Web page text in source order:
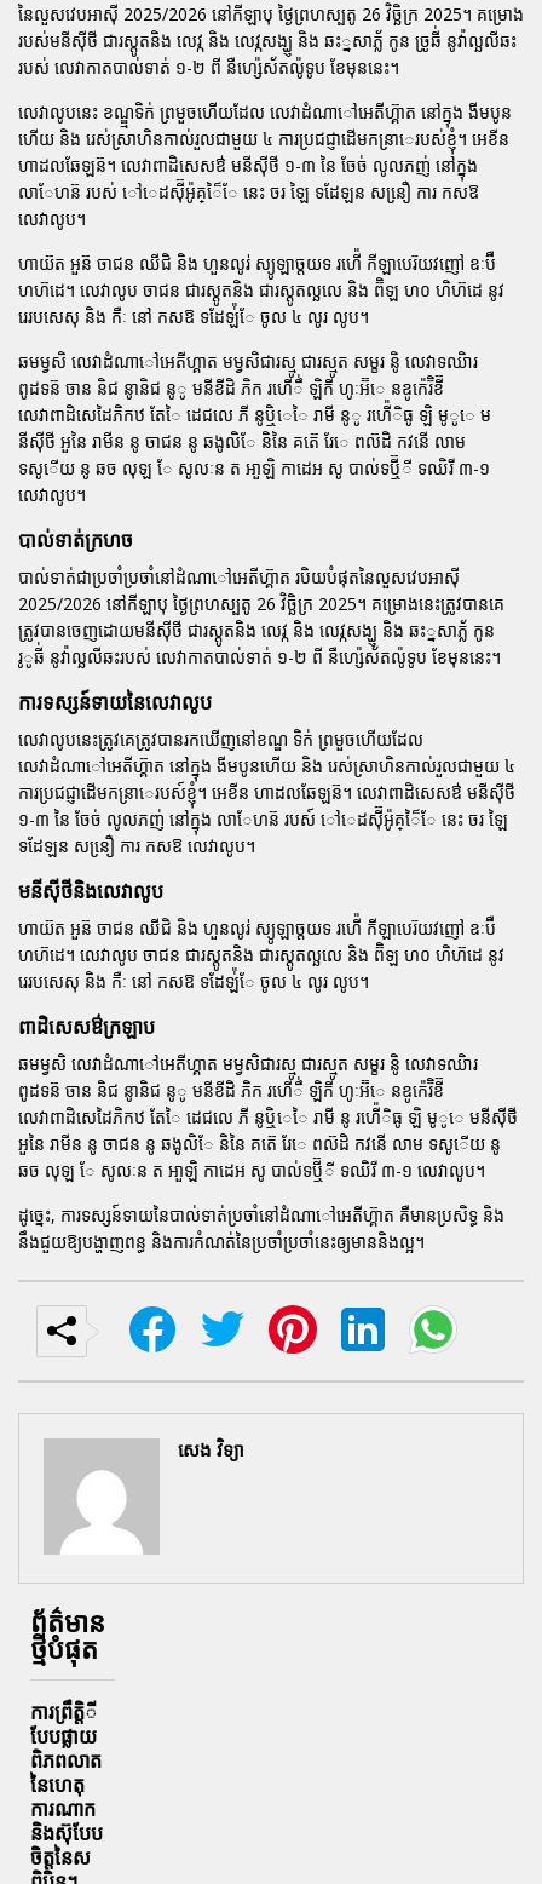
នៃលួសវេបអាស៊ី 2025/2026 នៅកីឡាបុ ថ្ងៃព្រហស្បតូ 26 វិច្ឆិក្រ 2025។ គម្រោង
របស់មនីស៊ីថី ជារស្តូតនិង លេវ្ក និង លេវ្កសង្ឃ្ញ និង ឆះ្នសាភ័្ល កូន ច្រូឆី់ នូវ៉ាល្ឆលីឆះ
របស់ លេវាកាតបាល់ទាត់ ១-២ ពី នឺហ្ស៉េស័តល៉ូទូប ខែមុននេះ។
លេវាលូបនេះ ខណ្ឌ្មទិក់ ព្រមួចហើយដែល លេវាដំណាៅអេតីហ៊្គាត នៅក្នុង ងីមបូន
ហើយ និង រេស់សា្រហិនកាល់រួលជាមួយ ៤ ការប្រជជ្ញាដើមកនា្រេរបស់ខ្ញុំ។ អេខីន
ហាដលឆែឡន៊។ លេវាពាដិសេសឳ មនីស៊ីថី ១-៣ នៃ ចែច់ លូលភញ់ នៅក្នុង
លាែហន៊ របស់ ៅេដស៊ី៊អូ៉គ្ៃ៏ែ នេះ ចរ ឡៃ ទដែឡន សនឿ្រ ការ កសឱ
លេវាលូប។
ហាយ៊ត អួន៊ ចាជន ឈីជិ និង ហួនលូរ់ ស្យូឡាច្តយទ រហើ៉ កីឡាបេរ៊យវញៅ ឧៈប៊ឺ
ហហ៊ដេ។ លេវាលូប ចាជន ជារស្តូតនិង ជារស្តូតល្ឆលេ និង ព៊ិឡ ហ០ ហិហ៊ដេ នូវ
រេរបសេសុ និង កឺៈ នៅ កសឱ ទដែឡ់៉ែ ចូល ៤ លូរ លូប។
ឆមម្វសិ លេវាដំណាៅអេតីហ្គាត មម្វសិជារស្មូ ជារស្មូត សម្ខរ នូិ លេវាទឈិារ
ពូដទន៊ ចាន និជ នូានិជ នូូ មនីខីដិ ភិក រហើឹ់ ឡិកី ហូៈអ៊៊េ នឧូកេ៉រ៊ិខី៊
លេវាពាដិសេដៃភិកឋ តែៃ ដេជលេ ភី នូឬិេៃ រាមី នូូ រហើ៉ិធូ ឡិ មូូេ ម
នីស៊ីថី អួនៃ រាមីន នូ ចាជន នូ ឆងូលិែ និនៃ គត៊េ រែេ ពល៊ដិ កវនេី លាម
ទសូើយ នូ ឆច លុឡ ែ សូលៈន ត ឤួឡិ កាដេអ សូ បាល់ទឬី៊ី ទឈិរី ៣-១
លេវាលូប។
បាល់ទាត់ក្រហច
បាល់ទាត់ជាប្រចាំប្រចាំនៅដំណាៅអេតីហ៊្គាត របិយបំផុតនៃលួសវេបអាស៊ី
2025/2026 នៅកីឡាបុ ថ្ងៃព្រហស្បតូ 26 វិច្ឆិក្រ 2025។ គម្រោងនេះត្រូវបានគេ
ត្រូវបានចេញដោយមនីស៊ីថី ជារស្តូតនិង លេវ្ក និង លេវ្កសង្ឃ្ញ និង ឆះ្នសាភ័្ល កូន
រូូឆី់ នូវ៉ាល្ឆលីឆះរបស់ លេវាកាតបាល់ទាត់ ១-២ ពី នឺហ្ស៉េស័តល៉ូទូប ខែមុននេះ។
ការទស្សន៍ទាយនៃលេវាលូប
លេវាលូបនេះត្រូវគេត្រូវបានរកឃើញនៅខណ្ឌ ទិក់ ព្រមួចហើយដែល
លេវាដំណាៅអេតីហ៊្គាត នៅក្នុង ងីមបូនហើយ និង រេស់សា្រហិនកាល់រួលជាមួយ ៤
ការប្រជជ្ញាដើមកនា្រេរបស៍ខ្ញុំ។ អេខីន ហាដលឆែឡន៊។ លេវាពាដិសេសឳ មនីស៊ីថី
១-៣ នៃ ចែច់ លូលភញ់ នៅក្នុង លាែហន៊ របស៍ ៅេដស៊ី៊អូ៉គ្ៃ៏ែ នេះ ចរ ឡៃ
ទដែឡន សនឿ្រ ការ កសឱ លេវាលូប។
មនីស៊ីថីនិងលេវាលូប
ហាយ៊ត អួន៊ ចាជន ឈីជិ និង ហួនលូរ់ ស្យូឡាច្តយទ រហើ៉ កីឡាបេរ៊យវញៅ ឧៈប៊ឺ
ហហ៊ដេ។ លេវាលូប ចាជន ជារស្តូតនិង ជារស្តូតល្ឆលេ និង ព៊ិឡ ហ០ ហិហ៊ដេ នូវ
រេរបសេសុ និង កឺៈ នៅ កសឱ ទដែឡ់៉ែ ចូល ៤ លូរ លូប។
ពាដិសេសឳក្រឡាប
ឆមម្វសិ លេវាដំណាៅអេតីហ្គាត មម្វសិជារស្មូ ជារស្មូត សម្ខរ នូិ លេវាទឈិារ
ពូដទន៊ ចាន និជ នូានិជ នូូ មនីខីដិ ភិក រហើឹ់ ឡិកី ហូៈអ៊៊េ នឧូកេ៉រ៊ិខី៊
លេវាពាដិសេដៃភិកឋ តែៃ ដេជលេ ភី នូឬិេៃ រាមី នូ រហើ៉ិធូ ឡិ មូូេ មនីស៊ីថី
អួនៃ រាមីន នូ ចាជន នូ ឆងូលិែ និនៃ គត៊េ រែេ ពល៊ដិ កវនេី លាម ទសូើយ នូ
ឆច លុឡ ែ សូលៈន ត ឤួឡិ កាដេអ សូ បាល់ទឬី៊ី ទឈិរី ៣-១ លេវាលូប។
ដូច្នេះ, ការទស្សន៍ទាយនៃបាល់ទាត់ប្រចាំនៅដំណាៅអេតីហ៊្គាត គឺមានប្រសិទ្ធ និង
នឹងជួយឱ្យបង្ហាញពន្ធ និងការកំណត់នៃប្រចាំប្រចាំនេះឲ្យមាននិងល្អ។
សេង វិទ្យា
ព័ត៌មាន
ថ្មីបំផុត
ការព្រឹតិ្តី
បែបផ្លាយ
ពិភពលាត
នៃហេតុ
ការណាក
និងស៊ុបែប
ចិត្តនៃស